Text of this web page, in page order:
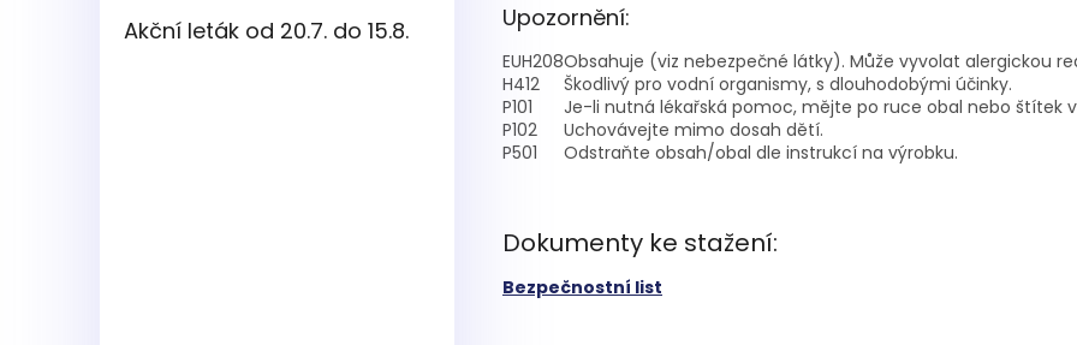
Akční leták od 20.7. do 15.8. Upozornění:
EUH208Obsahuje (viz nebezpečné látky). Může vyvolat alergickou
H412
Škodlivý pro vodní organismy, s dlouhodobými účinky.
P101
Je-li nutná lékařská pomoc, mějte po ruce obal nebo štítek
P102
Uchovávejte mimo dosah dětí.
P501
Odstraňte obsah/obal dle instrukcí na výrobku.
Dokumenty ke stažení:
Bezpečnostní list